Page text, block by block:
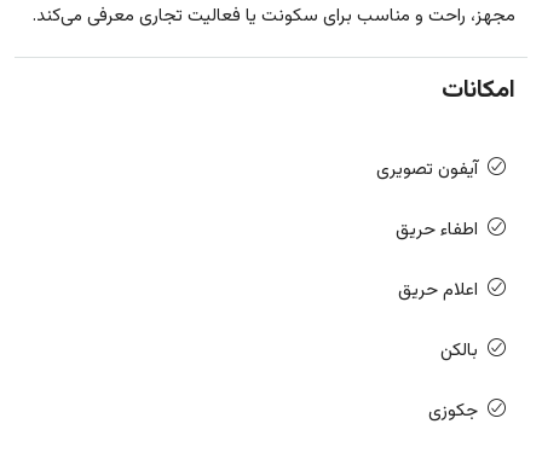
مجهز، راحت و مناسب برای سکونت یا فعالیت تجاری معرفی می‌کند.
امکانات
آیفون تصویری
اطفاء حریق
اعلام حریق
بالکن
جکوزی